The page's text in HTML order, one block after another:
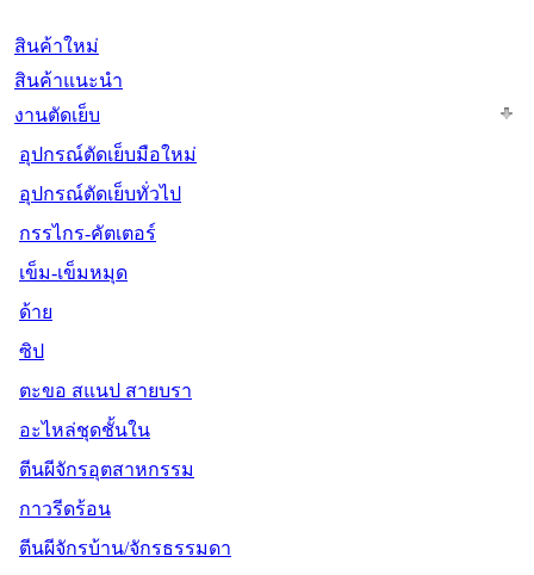
สินค้าใหม่
สินค้าแนะนำ
งานตัดเย็บ
อุปกรณ์ตัดเย็บมือใหม่
อุปกรณ์ตัดเย็บทั่วไป
กรรไกร-คัตเตอร์
เข็ม-เข็มหมุด
ด้าย
ซิป
ตะขอ สแนป สายบรา
อะไหล่ชุดชั้นใน
ตีนผีจักรอุตสาหกรรม
กาวรีดร้อน
ตีนผีจักรบ้าน/จักรธรรมดา